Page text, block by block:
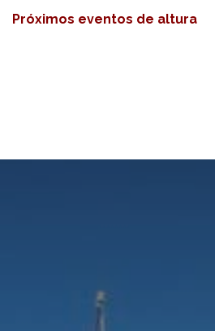
Próximos eventos de altura